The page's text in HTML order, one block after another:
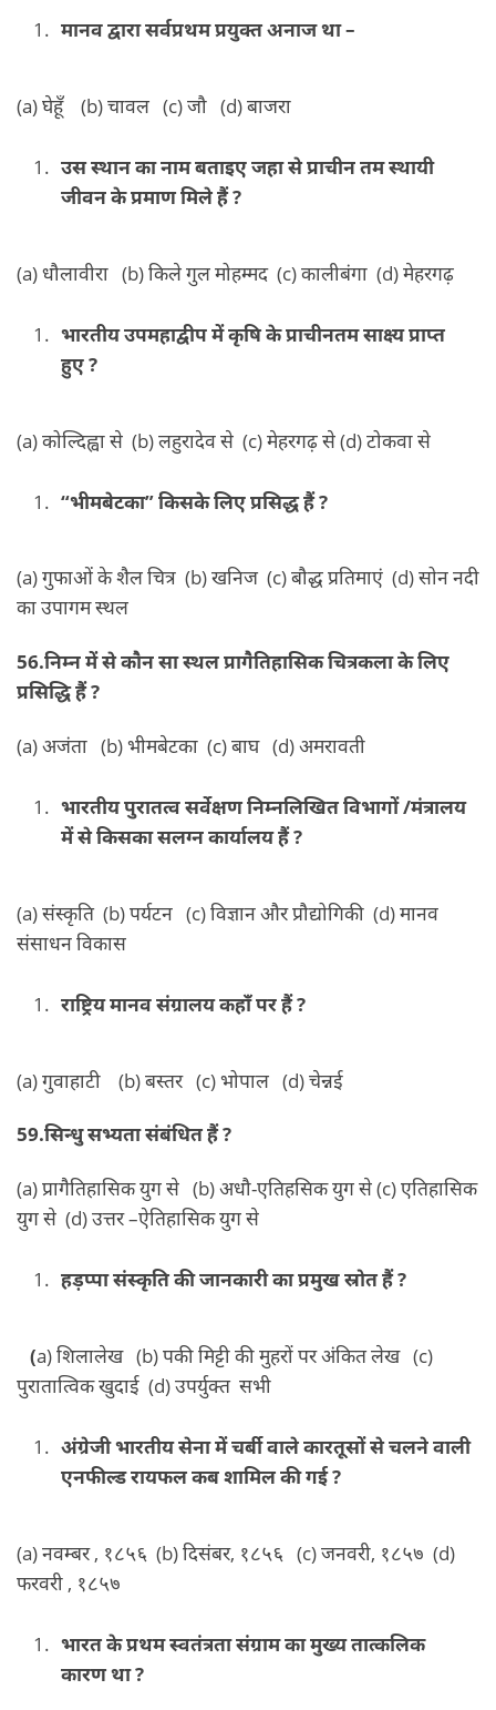
मानव द्वारा सर्वप्रथम प्रयुक्त अनाज था –
(a) घेहूँ (b) चावल (c) जौ (d) बाजरा
उस स्थान का नाम बताइए जहा से प्राचीन तम स्थायी
जीवन के प्रमाण मिले हैं ?
(a) धौलावीरा (b) किले गुल मोहम्मद (c) कालीबंगा (d) मेहरगढ़
भारतीय उपमहाद्वीप में कृषि के प्राचीनतम साक्ष्य प्राप्त
हुए ?
(a) कोल्दिह्वा से (b) लहुरादेव से (c) मेहरगढ़ से (d) टोकवा से
“भीमबेटका” किसके लिए प्रसिद्ध हैं ?
(a) गुफाओं के शैल चित्र (b) खनिज (c) बौद्ध प्रतिमाएं (d) सोन नदी
का उपागम स्थल
56.निम्न में से कौन सा स्थल प्रागैतिहासिक चित्रकला के लिए
प्रसिद्धि हैं ?
(a) अजंता (b) भीमबेटका (c) बाघ (d) अमरावती
भारतीय पुरातत्व सर्वेक्षण निम्नलिखित विभागों /मंत्रालय
में से किसका सलग्न कार्यालय हैं ?
(a) संस्कृति (b) पर्यटन (c) विज्ञान और प्रौद्योगिकी (d) मानव
संसाधन विकास
राष्ट्रिय मानव संग्रालय कहाँ पर हैं ?
(a) गुवाहाटी (b) बस्तर (c) भोपाल (d) चेन्नई
59.सिन्धु सभ्यता संबंधित हैं ?
(a) प्रागैतिहासिक युग से (b) अधौ-एतिहसिक युग से (c) एतिहासिक
युग से (d) उत्तर –ऐतिहासिक युग से
हड़प्पा संस्कृति की जानकारी का प्रमुख स्रोत हैं ?
(a) शिलालेख (b) पकी मिट्टी की मुहरों पर अंकित लेख (c)
पुरातात्विक खुदाई (d) उपर्युक्त सभी
अंग्रेजी भारतीय सेना में चर्बी वाले कारतूसों से चलने वाली
एनफील्ड रायफल कब शामिल की गई ?
(a) नवम्बर , १८५६ (b) दिसंबर, १८५६ (c) जनवरी, १८५७ (d)
फरवरी , १८५७
भारत के प्रथम स्वतंत्रता संग्राम का मुख्य तात्कलिक
कारण था ?